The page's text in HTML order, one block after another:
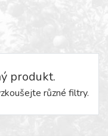
produkt.
různé filtry.